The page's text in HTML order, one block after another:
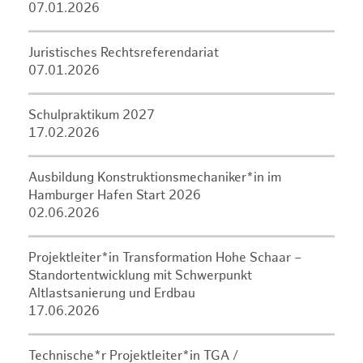
07.01.2026
Juristisches Rechtsreferendariat
07.01.2026
Schulpraktikum 2027
17.02.2026
Ausbildung Konstruktionsmechaniker*in im
Hamburger Hafen Start 2026
02.06.2026
Projektleiter*in Transformation Hohe Schaar –
Standortentwicklung mit Schwerpunkt
Altlastsanierung und Erdbau
17.06.2026
Technische*r Projektleiter*in TGA /